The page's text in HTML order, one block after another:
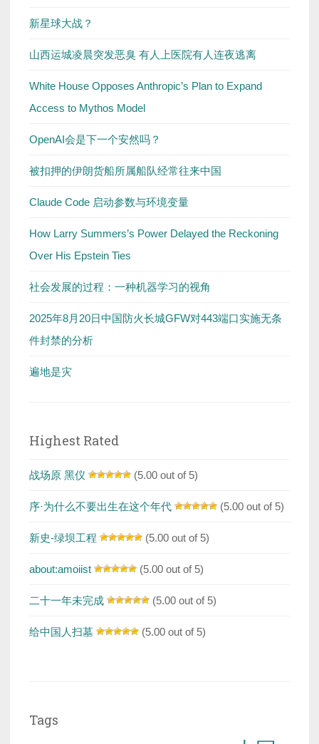
新星球大战？
山西运城凌晨突发恶臭 有人上医院有人连夜逃离
White House Opposes Anthropic’s Plan to Expand
Access to Mythos Model
OpenAI会是下一个安然吗？
被扣押的伊朗货船所属船队经常往来中国
Claude Code 启动参数与环境变量
How Larry Summers’s Power Delayed the Reckoning
Over His Epstein Ties
社会发展的过程：一种机器学习的视角
2025年8月20日中国防火长城GFW对443端口实施无条
件封禁的分析
遍地是灾
Highest Rated
战场原 黑仪 (5.00 out of 5)
序·为什么不要出生在这个年代 (5.00 out of 5)
新史-绿坝工程 (5.00 out of 5)
about:amoiist (5.00 out of 5)
二十一年未完成 (5.00 out of 5)
给中国人扫墓 (5.00 out of 5)
Tags